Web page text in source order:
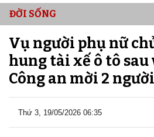
ĐỜI SỐNG
Vụ người phụ nữ
hung tài xế ô tô sau
Công an mời 2
Thứ 3, 19/05/2026 06:35